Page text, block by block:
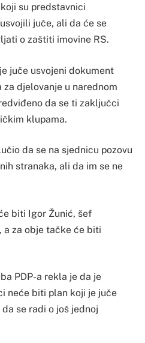
su predstavnici
juče, ali da će se
o zaštiti imovine RS.
juče usvojeni dokument
djelovanje u narednom
da se ti zaključci
klupama.
da se na sjednicu pozovu
stranaka, ali da im se ne
biti Igor Žunić, šef
a za obje tačke će biti
PDP-a rekla je da je
neće biti plan koji je juče
se radi o još jednoj